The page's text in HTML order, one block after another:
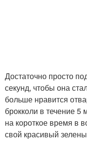
Достаточно просто
секунд, чтобы она
больше нравится
брокколи в течение
на короткое время в
свой красивый